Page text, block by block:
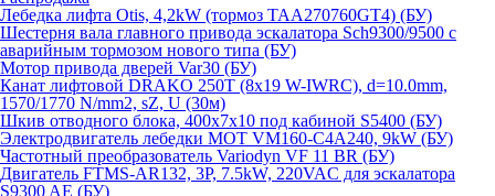
Лебедка лифта Otis, 4,2kW (тормоз TAA270760GT4) (БУ)
Шестерня вала главного привода эскалатора Sch9300/9500 с
аварийным тормозом нового типа (БУ)
Мотор привода дверей Var30 (БУ)
Канат лифтовой DRAKO 250T (8x19 W-IWRC), d=10.0mm,
1570/1770 N/mm2, sZ, U (30м)
Шкив отводного блока, 400х7х10 под кабиной S5400 (БУ)
Электродвигатель лебедки MOT VM160-C4A240, 9kW (БУ)
Частотный преобразователь Variodyn VF 11 BR (БУ)
Двигатель FTMS-AR132, 3P, 7.5kW, 220VAC для эскалатора
S9300 AE (БУ)